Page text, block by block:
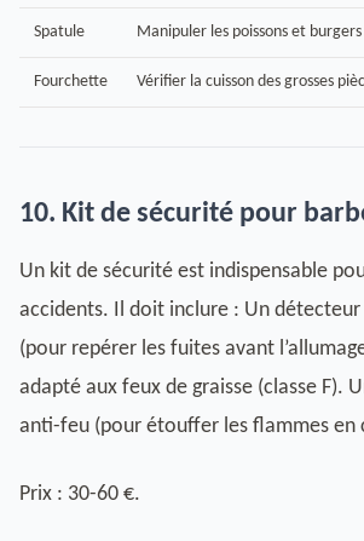
Spatule Manipuler les poissons et burgers
Fourchette Vérifier la cuisson des grosses
10. Kit de sécurité pour
Un kit de sécurité est indispensable
accidents. Il doit inclure : Un détecteur
(pour repérer les fuites avant
adapté aux feux de graisse (classe F).
anti-feu (pour étouffer les flammes en
Prix : 30-60 €.